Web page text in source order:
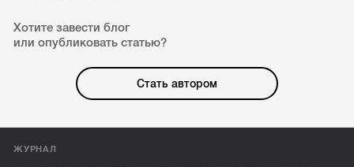
Хотите завести блог
или опубликовать статью?
Стать автором
ЖУРНАЛ